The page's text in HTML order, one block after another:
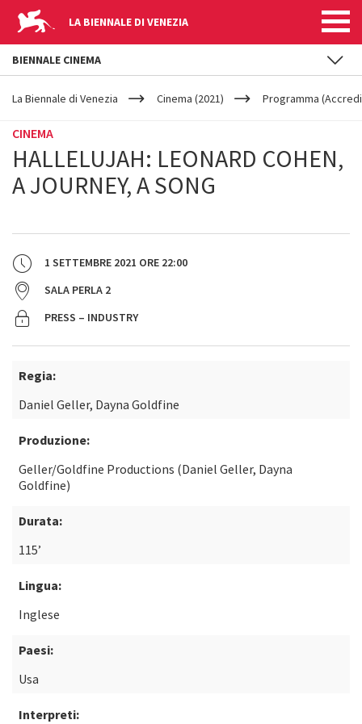
LA BIENNALE DI VENEZIA
YOUR
ARE
La Biennale di Venezia Cinema (2021) Programma
CINEMA
HALLELUJAH: LEONARD COHEN,
A JOURNEY, A SONG
1 SETTEMBRE 2021 ORE 22:00
SALA PERLA 2
PRESS – INDUSTRY
Regia:
Daniel Geller, Dayna Goldfine
Produzione:
Geller/Goldfine Productions (Daniel Geller, Dayna
Goldfine)
Durata:
115’
Lingua:
Inglese
Paesi:
Usa
Interpreti:
BIENNALE CINEMA